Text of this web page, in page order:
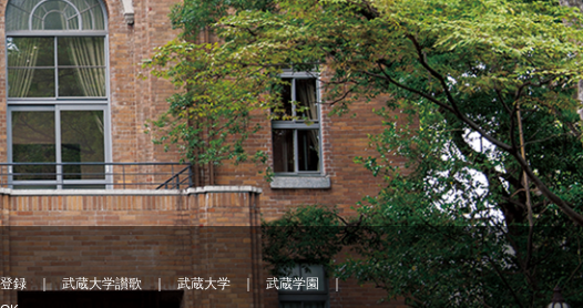
録 武蔵大学讃歌 武蔵大学
武蔵学園